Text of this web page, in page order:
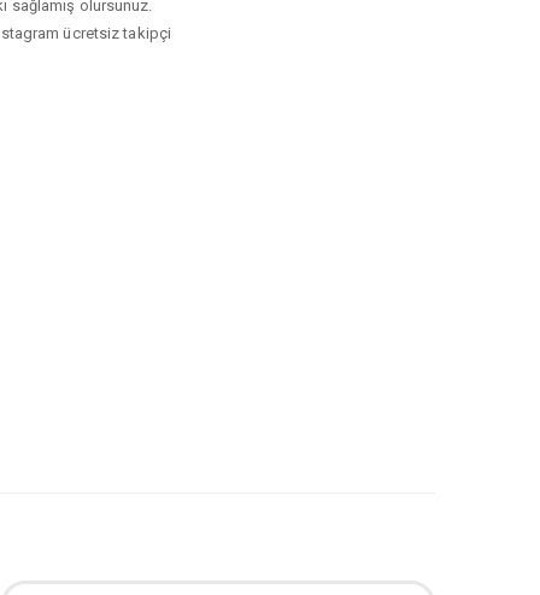
sağlamış olursunuz.
ücretsiz takipçi